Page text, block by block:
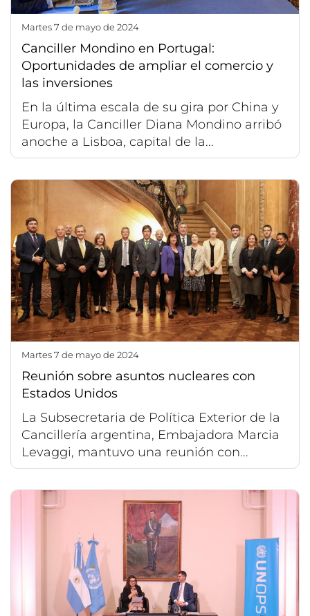
martes 7 de mayo de 2024
Canciller Mondino en Portugal:
Oportunidades de ampliar el comercio y
las inversiones
En la última escala de su gira por China y
Europa, la Canciller Diana Mondino arribó
anoche a Lisboa, capital de la...
martes 7 de mayo de 2024
Reunión sobre asuntos nucleares con
Estados Unidos
La Subsecretaria de Política Exterior de la
Cancillería argentina, Embajadora Marcia
Levaggi, mantuvo una reunión con...